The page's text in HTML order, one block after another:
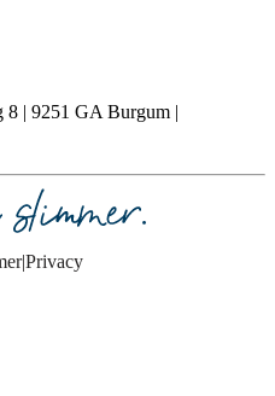
8 | 9251 GA Burgum |
Privacy